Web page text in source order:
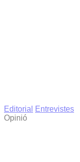
Editorial
Entrevistes
Opinió